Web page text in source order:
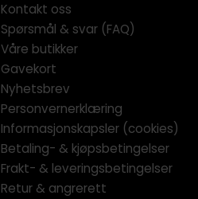
Kontakt oss
Spørsmål & svar (FAQ)
Våre butikker
Gavekort
Nyhetsbrev
Personvernerklæring
Informasjonskapsler (cookies)
Betaling- & kjøpsbetingelser
Frakt- & leveringsbetingelser
Retur & angrerett